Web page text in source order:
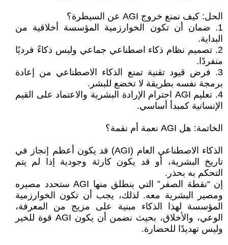
الحل: كيف نمنع خروج AGI عن السيطرة؟
1. ضمان أن تكون الخوارزمية المؤسسة أخلاقية من
البداية.
2. تصميم نظام ذكاء اصطناعي جماعي وليس ذكاءً فرديًا
منفردًا.
3. فرض قيود تقنية تمنع الذكاء الاصطناعي من إعادة
برمجة نفسه بطريقة لا تخضع للبشر.
4. تعليم AGI احترام الإرادة البشرية والاعتماد على القيم
الإنسانية كمبدأ أساسي.
الخاتمة: هل AGI نعمة أم نقمة؟
الذكاء الاصطناعي العام (AGI) قد يكون أعظم إنجاز في
تاريخ البشرية، أو قد يكون كارثة وجودية إذا لم يتم
التحكم به بحذر.
إن “نقطة الصفر” التي ينطلق منها AGI ستحدد مصيره
ومصير البشرية معه. لذلك، يجب أن تكون الخوارزمية
المؤسسة لهذا الذكاء مبنية على مزيج من المعرفة،
الوعي، والأخلاق، بحيث نضمن أن يكون AGI قوة للخير
وليس تهديدًا للحضارة.